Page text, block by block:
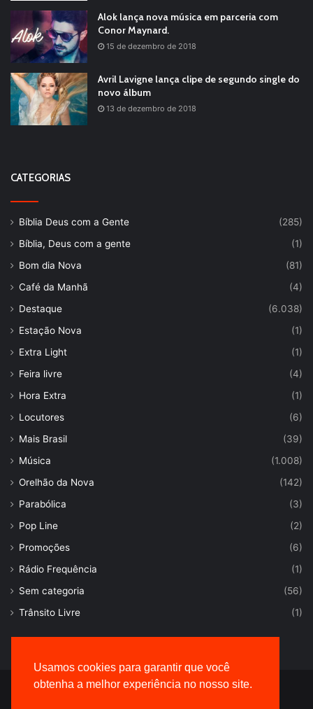
Usamos cookies para garantir que você
obtenha a melhor experiência no nosso site.
Alok lança nova música em parceria com
Conor Maynard.
15 de dezembro de 2018
Avril Lavigne lança clipe de segundo single do
novo álbum
13 de dezembro de 2018
CATEGORIAS
Bíblia Deus com a Gente
(285)
Bíblia, Deus com a gente
(1)
Bom dia Nova
(81)
Café da Manhã
(4)
Destaque
(6.038)
Estação Nova
(1)
Extra Light
(1)
Feira livre
(4)
Hora Extra
(1)
Locutores
(6)
Mais Brasil
(39)
Música
(1.008)
Orelhão da Nova
(142)
Parabólica
(3)
Pop Line
(2)
Promoções
(6)
Rádio Frequência
(1)
Sem categoria
(56)
Trânsito Livre
(1)